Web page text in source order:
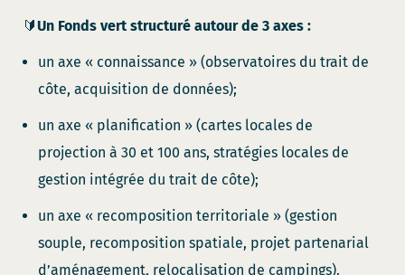
🔰Un Fonds vert structuré autour de 3 axes :
un axe « connaissance » (observatoires du trait de
côte, acquisition de données);
un axe « planification » (cartes locales de
projection à 30 et 100 ans, stratégies locales de
gestion intégrée du trait de côte);
un axe « recomposition territoriale » (gestion
souple, recomposition spatiale, projet partenarial
d’aménagement, relocalisation de campings).